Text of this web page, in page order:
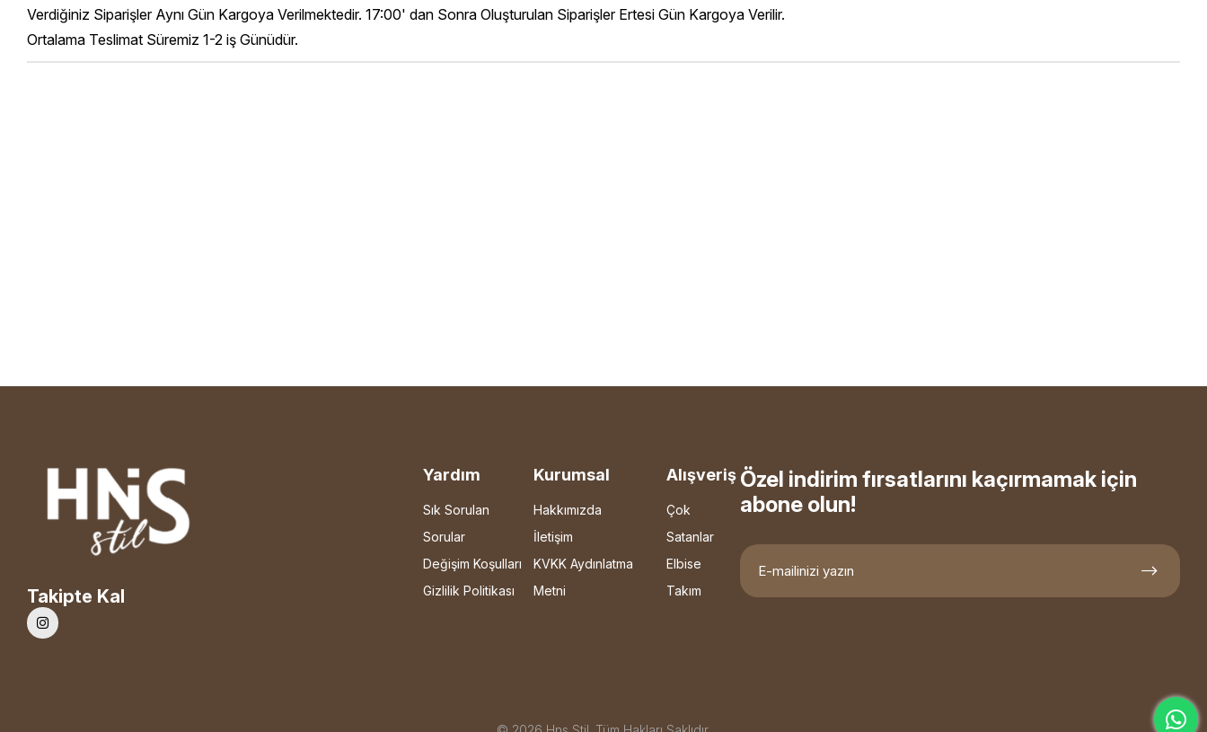
Verdiğiniz Siparişler Aynı Gün Kargoya Verilmektedir. 17:00' dan Sonra Oluşturulan Siparişler Ertesi Gün Kargoya Verilir.
Ortalama Teslimat Süremiz 1-2 iş Günüdür.
Takipte Kal
Yardım
Sık Sorulan
Sorular
Değişim Koşulları
Gizlilik Politikası
Kurumsal
Hakkımızda
İletişim
KVKK Aydınlatma
Metni
Alışveriş
Çok
Satanlar
Elbise
Takım
Özel indirim fırsatlarını kaçırmamak için
abone olun!